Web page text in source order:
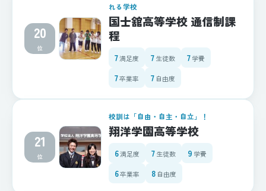
20
位
れる学校
国士舘高等学校 通信制課
程
7満足度 7生徒数 7学費
7卒業率 7 自由度
21
位
校訓は「自由・自主・自立」！
翔洋学園高等学校
6満足度 7生徒数 9 学費
6卒業率 8 自由度